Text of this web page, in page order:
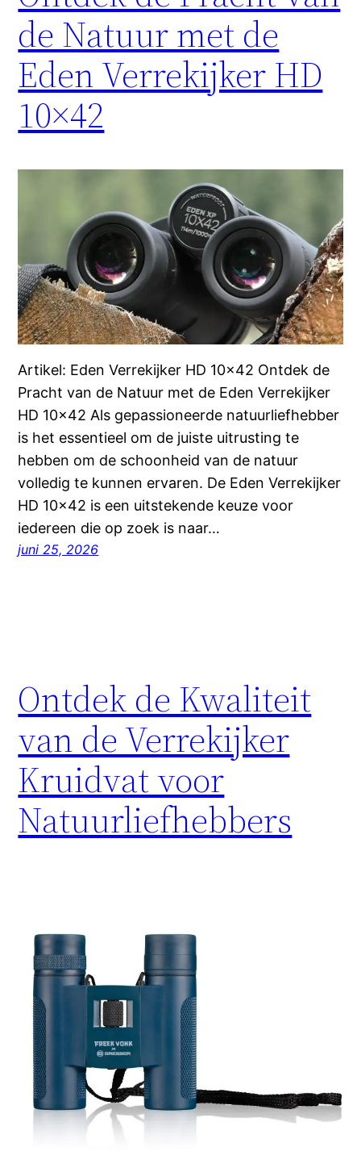
de Natuur met de
Eden Verrekijker HD
10×42
Artikel: Eden Verrekijker HD 10×42 Ontdek de
Pracht van de Natuur met de Eden Verrekijker
HD 10×42 Als gepassioneerde natuurliefhebber
is het essentieel om de juiste uitrusting te
hebben om de schoonheid van de natuur
volledig te kunnen ervaren. De Eden Verrekijker
HD 10×42 is een uitstekende keuze voor
iedereen die op zoek is naar…
juni 25, 2026
Ontdek de Kwaliteit
van de Verrekijker
Kruidvat voor
Natuurliefhebbers